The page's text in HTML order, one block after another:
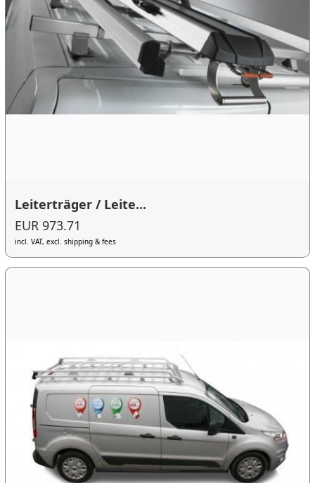
Leiterträger / Leite...
EUR 973.71
incl. VAT, excl. shipping & fees